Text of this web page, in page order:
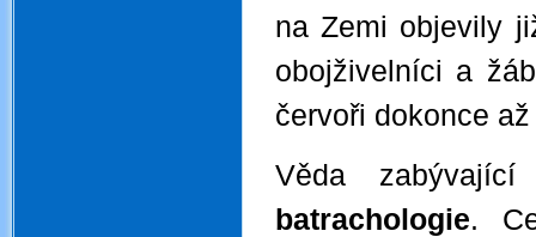
na Zemi objevily
obojživelníci a
červoři dokonce
Věda
batrachologie.